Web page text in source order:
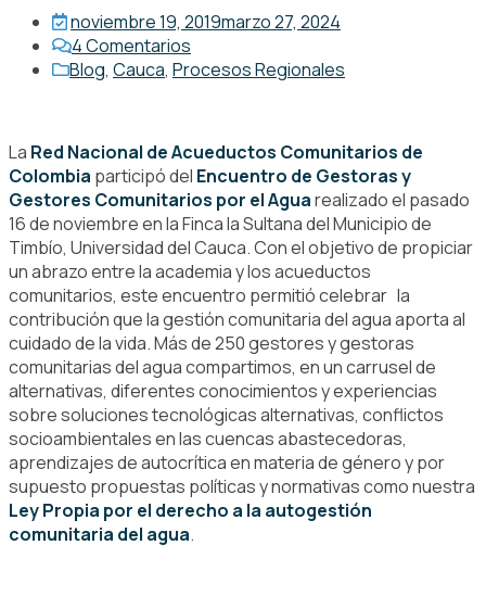
noviembre 19, 2019marzo 27, 2024
4Comentarios
Blog, Cauca, Procesos Regionales
La Red Nacional de Acueductos Comunitarios de
Colombia participó del Encuentro de Gestoras y
Gestores Comunitarios por el Aguarealizado el pasado
16 de noviembre en la Finca la Sultana del Municipio de
Timbío, Universidad del Cauca. Con el objetivo de propiciar
un abrazo entre la academia y los acueductos
comunitarios, este encuentro permitió celebrar la
contribución que la gestión comunitaria del agua aporta al
cuidado de la vida. Más de 250 gestores y gestoras
comunitarias del agua compartimos, en un carrusel de
alternativas, diferentes conocimientos y experiencias
sobre soluciones tecnológicas alternativas, conflictos
socioambientales en las cuencas abastecedoras,
aprendizajes de autocrítica en materia de género y por
supuesto propuestas políticas y normativas como nuestra
Ley Propia por el derecho a la autogestión
comunitaria del agua.